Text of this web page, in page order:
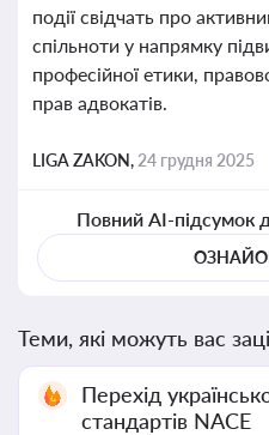
події свідчать про
спільноти у напрямку
професійної етики,
прав адвокатів.
LIGA ZAKON, 24 грудня 2025
Повний AI-підсумок
Теми, які можуть вас
Перехід
стандартів NACE